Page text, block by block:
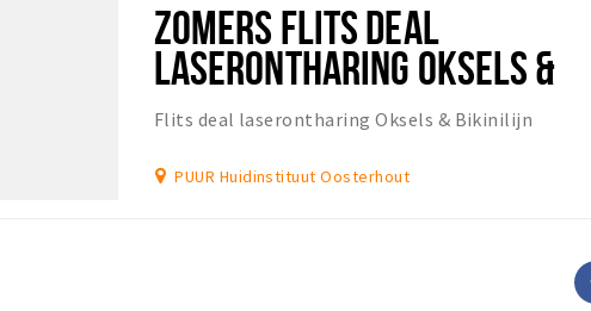
ZOMERS FLITS DEAL
LASERONTHARING OKSELS &
BIKINILIJN
Flits deal laserontharing Oksels & Bikinilijn
PUUR Huidinstituut Oosterhout